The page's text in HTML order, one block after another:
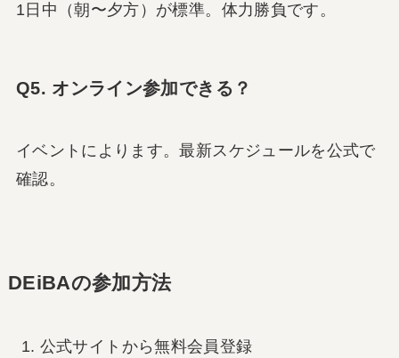
1日中（朝〜夕方）が標準。体力勝負です。
Q5. オンライン参加できる？
イベントによります。最新スケジュールを公式で
確認。
DEiBAの参加方法
公式サイトから無料会員登録